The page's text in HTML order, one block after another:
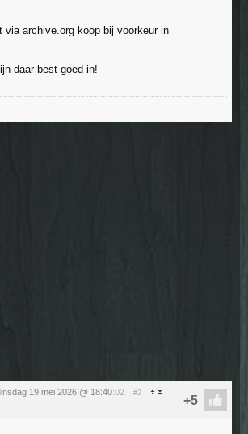
archive.org koop bij voorkeur in
daar best goed in!
19 mei 2026 @ 18:40:02 #2